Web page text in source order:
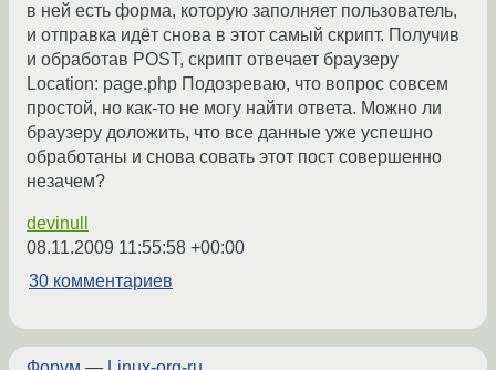
в ней есть форма, которую заполняет пользователь,
и отправка идёт снова в этот самый скрипт. Получив
и обработав POST, скрипт отвечает браузеру
Location: page.php Подозреваю, что вопрос совсем
простой, но как-то не могу найти ответа. Можно ли
браузеру доложить, что все данные уже успешно
обработаны и снова совать этот пост совершенно
незачем?
devinull
08.11.2009 11:55:58 +00:00
30 комментариев